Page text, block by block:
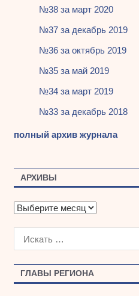
ГЛАВЫ РЕГИОНА
№38 за март 2020
№37 за декабрь 2019
№36 за октябрь 2019
№35 за май 2019
№34 за март 2019
№33 за декабрь 2018
полный архив журнала
АРХИВЫ
А
х
ы